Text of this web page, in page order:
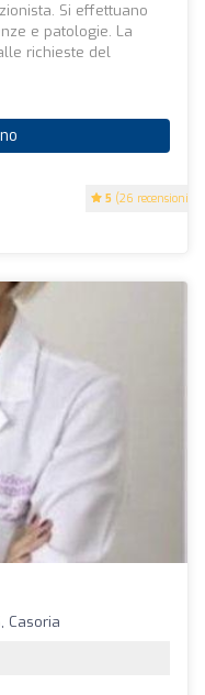
5 (26 recensioni)
Si effettuano
e patologie. La
richieste del
Casoria